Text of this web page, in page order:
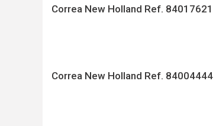
Correa New Holland Ref. 84017621
Correa New Holland Ref. 84004444